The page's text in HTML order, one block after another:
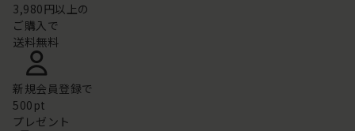
3,980円以上の
ご購入で
送料無料
新規会員登録で
500pt
プレゼント